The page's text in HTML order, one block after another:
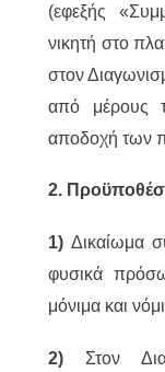
(εφεξής
νικητή στο
στον
από μέρους
αποδοχή των
2.
1) Δικαίωμα
φυσικά
μόνιμα και
2) Στον